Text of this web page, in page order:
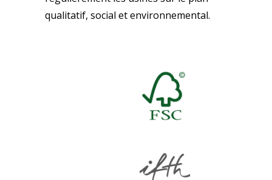
qualitatif, social et environnemental.